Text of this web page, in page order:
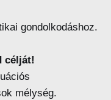
gondolkodáshoz.
célját!
mélység.